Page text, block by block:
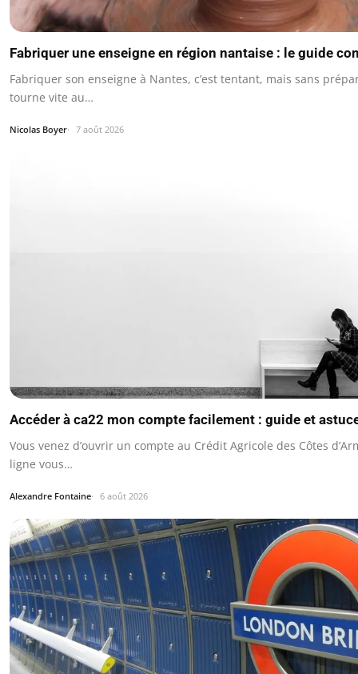
Fabriquer une enseigne en région nantaise : le guide
Fabriquer son enseigne à Nantes, c’est tentant, mais sans
tourne vite au…
Nicolas Boyer 7 août 2026
Accéder à ca22 mon compte facilement : guide et
Vous venez d’ouvrir un compte au Crédit Agricole des Côtes
ligne vous…
Alexandre Fontaine 6 août 2026